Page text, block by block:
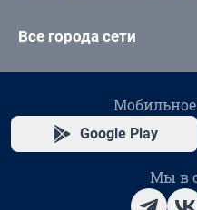
Все города сети
Google Play
Мы в